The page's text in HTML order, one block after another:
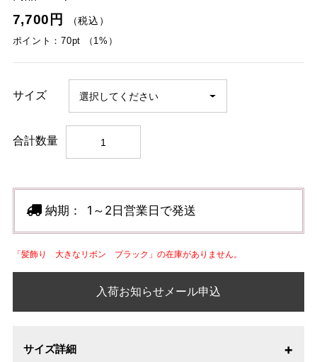
7,700円
（税込）
ポイント：70pt （1%）
サイズ
合計数量
納期： 1～2日営業日で発送
「髪飾り 大きなリボン ブラック」の在庫がありません。
入荷お知らせメール申込
サイズ詳細